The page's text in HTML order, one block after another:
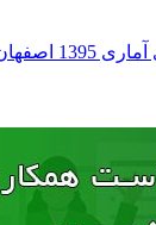
ژئودیتابیس بلوک های آماری